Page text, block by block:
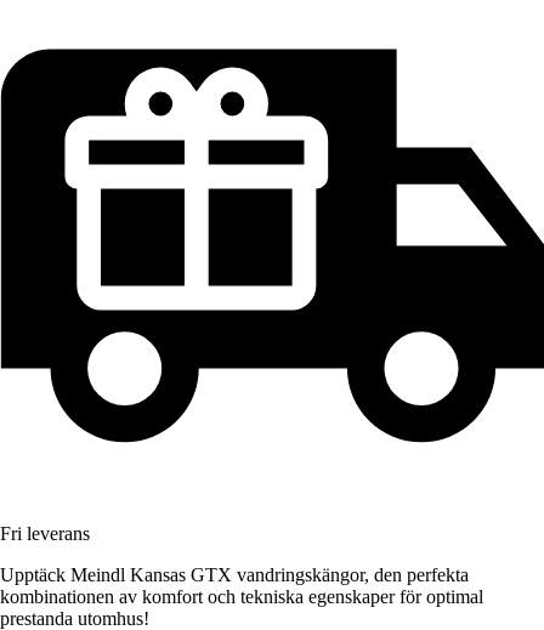
Fri leverans
Upptäck Meindl Kansas GTX vandringskängor, den perfekta
kombinationen av komfort och tekniska egenskaper för optimal
prestanda utomhus!